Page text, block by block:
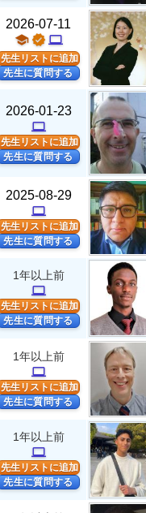
2026-07-11
school verified computer
先生リストに追加
先生に質問する
2026-01-23
computer
先生リストに追加
先生に質問する
2025-08-29
computer
先生リストに追加
先生に質問する
1年以上前
computer
先生リストに追加
先生に質問する
1年以上前
computer
先生リストに追加
先生に質問する
1年以上前
computer
先生リストに追加
先生に質問する